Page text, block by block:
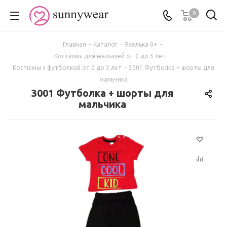
0
Главная - Каталог - Яселька 0+ -
Костюмы для малышей от 0 до 3 лет -
Костюмы с футболкой от 0 до 3 лет - 3001 Футболка + шорты для
мальчика
3001 Футболка + шорты для
мальчика